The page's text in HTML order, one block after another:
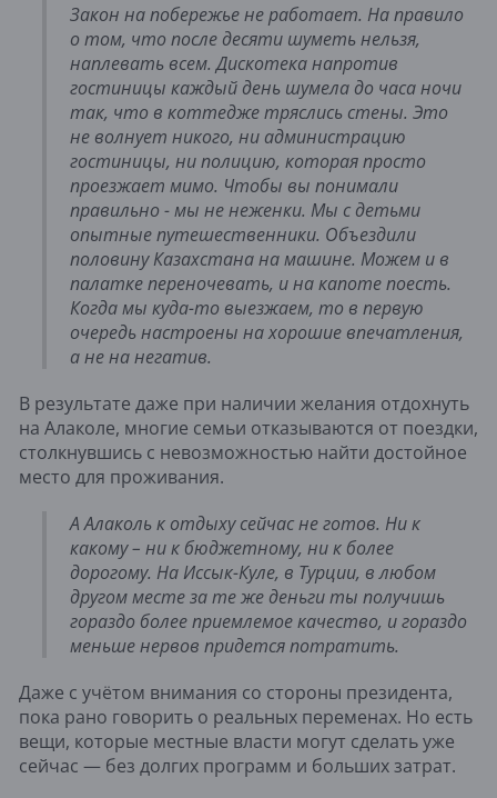
Закон на побережье не работает. На правило
о том, что после десяти шуметь нельзя,
наплевать всем. Дискотека напротив
гостиницы каждый день шумела до часа ночи
так, что в коттедже тряслись стены. Это
не волнует никого, ни администрацию
гостиницы, ни полицию, которая просто
проезжает мимо. Чтобы вы понимали
правильно - мы не неженки. Мы с детьми
опытные путешественники. Объездили
половину Казахстана на машине. Можем и в
палатке переночевать, и на капоте поесть.
Когда мы куда-то выезжаем, то в первую
очередь настроены на хорошие впечатления,
а не на негатив.
В результате даже при наличии желания отдохнуть
на Алаколе, многие семьи отказываются от поездки,
столкнувшись с невозможностью найти достойное
место для проживания.
А Алаколь к отдыху сейчас не готов. Ни к
какому – ни к бюджетному, ни к более
дорогому. На Иссык-Куле, в Турции, в любом
другом месте за те же деньги ты получишь
гораздо более приемлемое качество, и гораздо
меньше нервов придется потратить.
Даже с учётом внимания со стороны президента,
пока рано говорить о реальных переменах. Но есть
вещи, которые местные власти могут сделать уже
сейчас — без долгих программ и больших затрат.